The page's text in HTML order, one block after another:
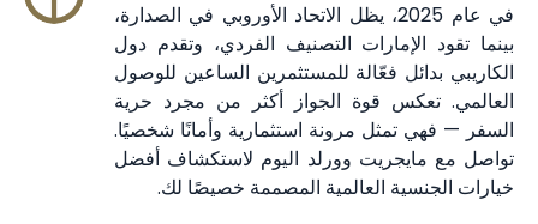
في عام 2025، يظل الاتحاد الأوروبي في الصدارة،
بينما تقود الإمارات التصنيف الفردي، وتقدم دول
الكاريبي بدائل فعّالة للمستثمرين الساعين للوصول
العالمي. تعكس قوة الجواز أكثر من مجرد حرية
السفر — فهي تمثل مرونة استثمارية وأمانًا شخصيًا.
تواصل مع مايجريت وورلد اليوم لاستكشاف أفضل
خيارات الجنسية العالمية المصممة خصيصًا لك.